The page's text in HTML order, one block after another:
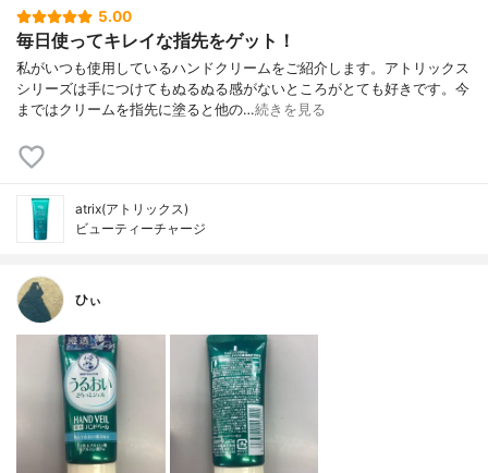
5.00
毎日使ってキレイな指先をゲット！
私がいつも使用しているハンドクリームをご紹介します。アトリックス
シリーズは手につけてもぬるぬる感がないところがとても好きです。今
まではクリームを指先に塗ると他の…続きを見る
atrix(アトリックス)
ビューティーチャージ
ひぃ